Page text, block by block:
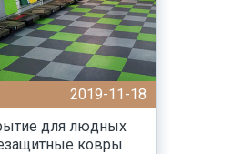
2019-11-18
для людных
ковры